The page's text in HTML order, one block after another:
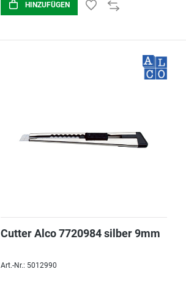
HINZUFÜGEN
Cutter Alco 7720984 silber 9mm
Art.-Nr.: 5012990